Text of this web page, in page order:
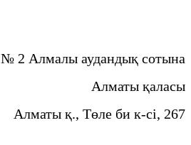
№ 2 Алмалы аудандық сотына
Алматы қаласы
Алматы қ., Төле би к-сі, 267